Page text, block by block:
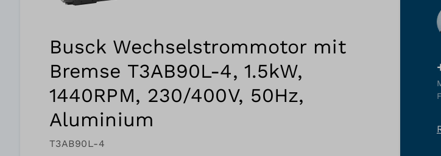
Busck Wechselstrommotor mit
Bremse T3AB90L-4, 1.5kW,
1440RPM, 230/400V, 50Hz,
Aluminium
T3AB90L-4